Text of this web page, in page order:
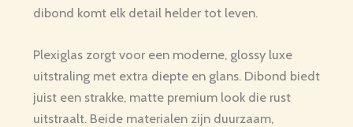
dibond komt elk detail helder tot leven.
Plexiglas zorgt voor een moderne, glossy luxe
uitstraling met extra diepte en glans. Dibond biedt
juist een strakke, matte premium look die rust
uitstraalt. Beide materialen zijn duurzaam,